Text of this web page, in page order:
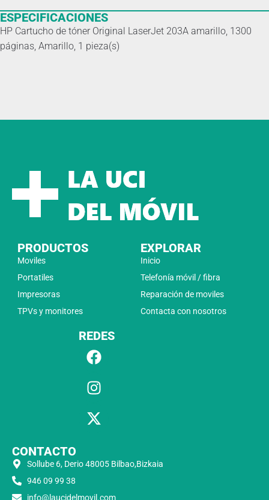
ESPECIFICACIONES
HP Cartucho de tóner Original LaserJet 203A amarillo, 1300
páginas, Amarillo, 1 pieza(s)
PRODUCTOS
Moviles
Portatiles
Impresoras
TPVs y monitores
EXPLORAR
Inicio
Telefonía móvil / fibra
Reparación de moviles
Contacta con nosotros
REDES
CONTACTO
Sollube 6, Derio 48005 Bilbao,Bizkaia
946 09 99 38
info@laucidelmovil.com